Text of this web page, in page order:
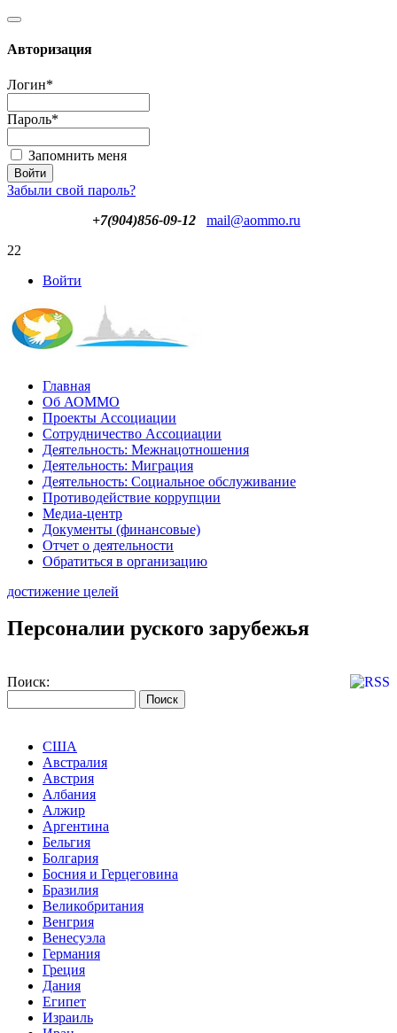
Авторизация
Логин*
Пароль*
Запомнить меня
Забыли свой пароль?
+7(904)856-09-12
mail@aommo.ru
22
Войти
Главная
Об АОММО
Проекты Ассоциации
Сотрудничество Ассоциации
Деятельность: Межнацотношения
Деятельность: Миграция
Деятельность: Социальное обслуживание
Противодействие коррупции
Медиа-центр
Документы (финансовые)
Отчет о деятельности
Обратиться в организацию
достижение целей
Персоналии руского зарубежья
Поиск:
США
Австралия
Австрия
Албания
Алжир
Аргентина
Бельгия
Болгария
Босния и Герцеговина
Бразилия
Великобритания
Венгрия
Венесуэла
Германия
Греция
Дания
Египет
Израиль